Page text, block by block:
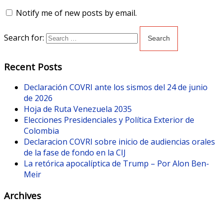
Notify me of new posts by email.
Search for:
Recent Posts
Declaración COVRI ante los sismos del 24 de junio
de 2026
Hoja de Ruta Venezuela 2035
Elecciones Presidenciales y Política Exterior de
Colombia
Declaracion COVRI sobre inicio de audiencias orales
de la fase de fondo en la CIJ
La retórica apocalíptica de Trump – Por Alon Ben-
Meir
Archives